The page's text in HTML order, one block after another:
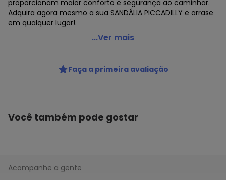
proporcionam maior conforto e segurança ao caminhar.
Adquira agora mesmo a sua SANDÁLIA PICCADILLY e arrase
em qualquer lugar!.
Piccadilly - Sandália Feminina Anabela Piccadilly 540371
Código do produto: 24239967
MODELO : A0085403
MATERIAL DA SOLA : TR
MATERIAL INTERNO : Têxtil
os pés fiquem bem acomodados e diminuem as dores
...Ver mais
Faça a primeira avaliação
Você também pode gostar
Acompanhe a gente